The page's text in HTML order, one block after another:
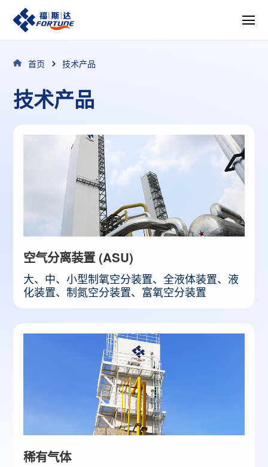
首页 技术产品
技术产品
空气分离装置 (ASU)
大、中、小型制氧空分装置、全液体装置、液
化装置、制氮空分装置、富氧空分装置
稀有气体